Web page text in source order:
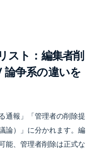
スト：編集者削
論争系の違いを
通報」「管理者の削除提
論）」に分かれます。編
能、管理者削除は正式な